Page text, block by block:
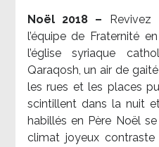
Noël 2018 –
l’équipe de Fraternité
l’église syriaque
Qaraqosh, un air de
les rues et les places
scintillent dans la nuit
habillés en Père Noël
climat joyeux